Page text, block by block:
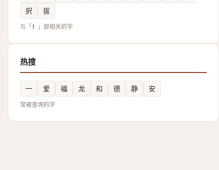
択
拔
与「扌」部相关的字
热搜
一 爱 福 龙 和 德 静 安
常被查询的字